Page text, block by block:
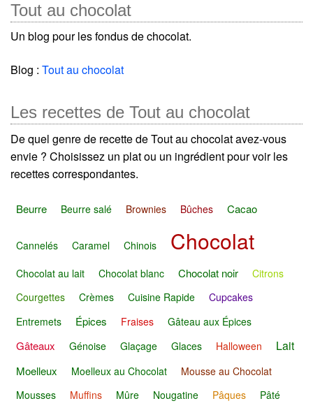
Tout au chocolat
Un blog pour les fondus de chocolat.
Blog : Tout au chocolat
Les recettes de Tout au chocolat
De quel genre de recette de Tout au chocolat avez-vous
envie ? Choisissez un plat ou un ingrédient pour voir les
recettes correspondantes.
Beurre Beurre salé Brownies Bûches Cacao
Cannelés Caramel Chinois Chocolat
Chocolat au lait Chocolat blanc Chocolat noir
Citrons
Courgettes
Crèmes Cuisine Rapide
Cupcakes
Entremets
Épices Fraises Gâteau aux Épices
Gâteaux Génoise Glaçage Glaces Halloween Lait
Moelleux Moelleux au Chocolat
Mousse au Chocolat
Mousses
Muffins Mûre Nougatine Pâques
Pâté